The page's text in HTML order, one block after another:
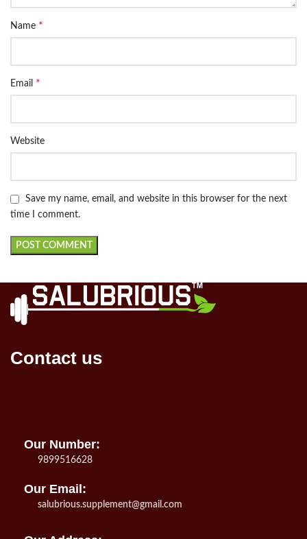
Name *
Email *
Website
Save my name, email, and website in this browser for the next
time I comment.
Contact us
Our Number:
9899516628
Our Email:
salubrious.supplement@gmail.com